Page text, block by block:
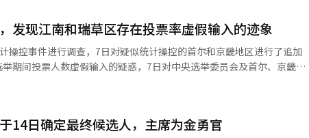
产舞弊选举的怀疑，利用愤
愤怒。” 尹议员还强调了国调特别委员会推动的
于有部分人提出约1900张投票纸消失的疑虑，因此希望通过实际确认
日举行听证会，要求前中央选
票率操控疑虑而被提及的仁川、金浦、议政府地区的选举委员会工作
发现江南和瑞草区存在投票率虚假输入的迹象
操控事件进行调查，7日对疑似统计操控的首尔和京畿地区进行了追加
金浦、议政府和忠北真川之后，江南和瑞草地区也发现了投票人数被
查组还14日确定最终候选人，主席为金勇官